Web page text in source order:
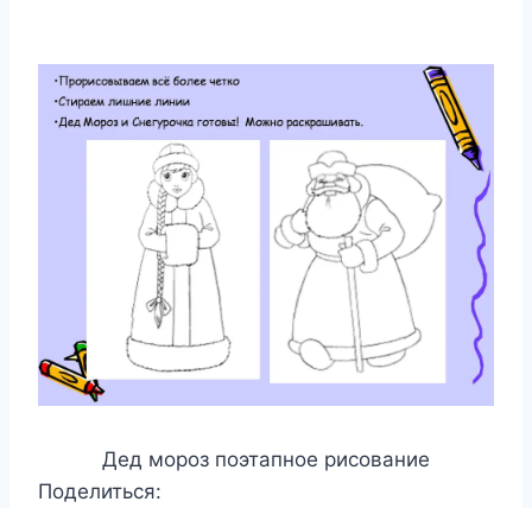
Дед мороз поэтапное рисование
Поделиться: